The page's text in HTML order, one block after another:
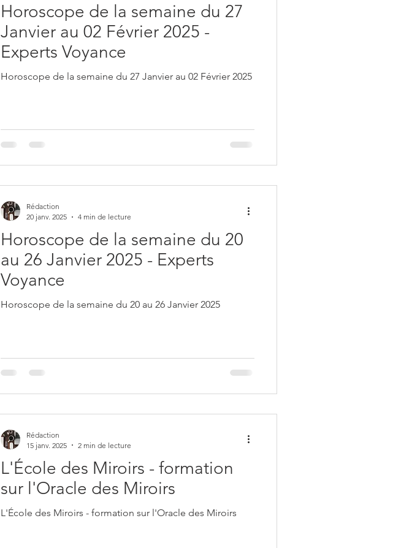
Horoscope de la semaine du 27
Janvier au 02 Février 2025 -
Experts Voyance
Horoscope de la semaine du 27 Janvier au 02 Février 2025
Horoscope de la semaine du 20
au 26 Janvier 2025 - Experts
Voyance
Horoscope de la semaine du 20 au 26 Janvier 2025
Rédaction
20 janv. 2025
4 min de lecture
L'École des Miroirs - formation
sur l'Oracle des Miroirs
L'École des Miroirs - formation sur l'Oracle des Miroirs
Rédaction
15 janv. 2025
2 min de lecture